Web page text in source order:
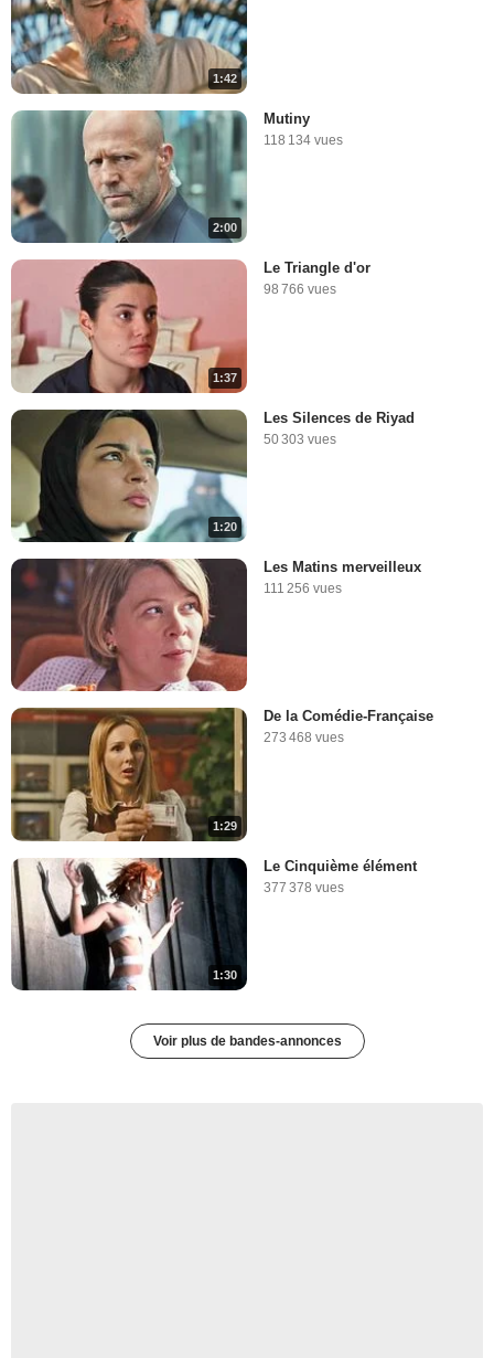
1:42
2:00
Mutiny
118 134 vues
1:37
Le Triangle d'or
98 766 vues
1:20
Les Silences de Riyad
50 303 vues
Les Matins merveilleux
111 256 vues
1:29
De la Comédie-Française
273 468 vues
1:30
Le Cinquième élément
377 378 vues
Voir plus de bandes-annonces